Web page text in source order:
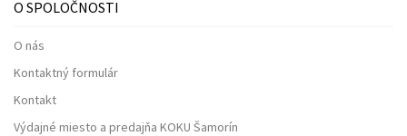
O SPOLOČNOSTI
O nás
Kontaktný formulár
Kontakt
Výdajné miesto a predajňa KOKU Šamorín